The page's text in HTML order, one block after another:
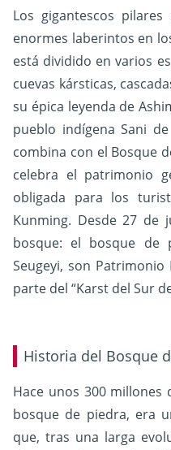
Los gigantescos
enormes laberintos en
está dividido en varios
cuevas kársticas,
su épica leyenda de
pueblo indígena Sani
combina con el Bosque
celebra el patrimonio
obligada para los
Kunming. Desde 27 de
bosque: el bosque de
Seugeyi, son Patrimonio
parte del “Karst del Sur
Historia del Bosque
Hace unos 300 millones
bosque de piedra, era
que, tras una larga